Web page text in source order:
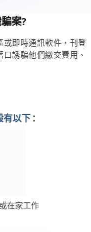
案?
即時通訊軟件，刊登
誘騙他們繳交費用、
有以下 :
在家工作